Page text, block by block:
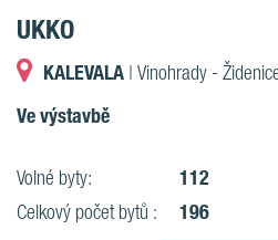
UKKO
KALEVALA | Vinohrady -
Ve výstavbě
Volné byty: 112
Celkový počet bytů : 196